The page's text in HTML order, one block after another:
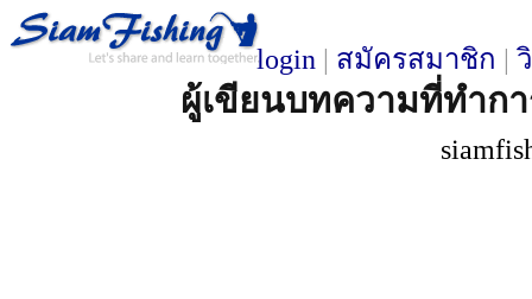
login | สมัครสมาชิก |
ผู้เขียนบทความที่ทำก